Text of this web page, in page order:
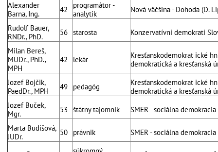
Alexander
Barna, Ing.
42
programátor -
analytik
Nová väčšina - Dohoda (D.
Rudolf Bauer,
RNDr., PhD.
56 starosta
Konzervatívni demokrati
Milan Bereš,
MUDr., PhD.,
MPH
42 lekár
Kresťanskodemokrat ické
demokratická a kresťanská
Jozef Bojčik,
PaedDr., MPH
49 pedagóg
Kresťanskodemokrat ické
demokratická a kresťanská
Jozef Buček,
Mgr.
53 štátny tajomník
SMER - sociálna demokracia
Marta Budišová,
JUDr.
50 právnik SMER - sociálna demokracia